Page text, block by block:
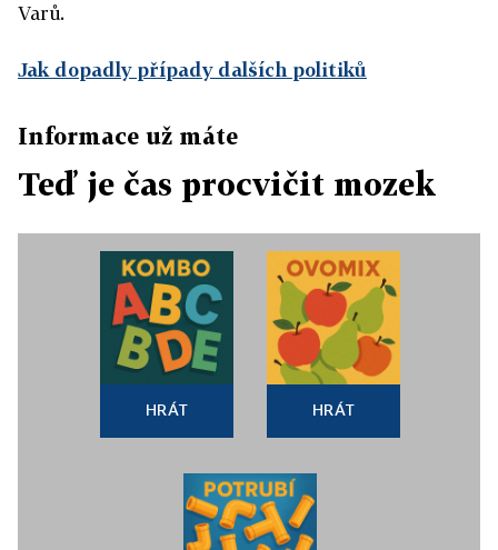
Varů.
Jak dopadly případy dalších politiků
Informace už máte
Teď je čas procvičit mozek
HRÁT HRÁT